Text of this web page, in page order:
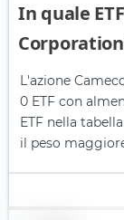
In quale
L'azione
0 ETF con
ETF nella
il peso